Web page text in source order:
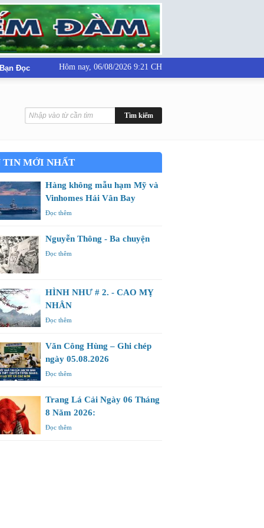
Đọc Hôm nay, 06/08/2026 9:21 CH
TIN MỚI NHẤT
Hàng không mẫu hạm Mỹ và
Vinhomes Hải Vân Bay
Đọc thêm
Nguyễn Thông - Ba chuyện
Đọc thêm
HÌNH NHƯ # 2. - CAO MỴ
NHÂN
Đọc thêm
Văn Công Hùng – Ghi chép
ngày 05.08.2026
Đọc thêm
Trang Lá Cải Ngày 06 Tháng
8 Năm 2026:
Đọc thêm